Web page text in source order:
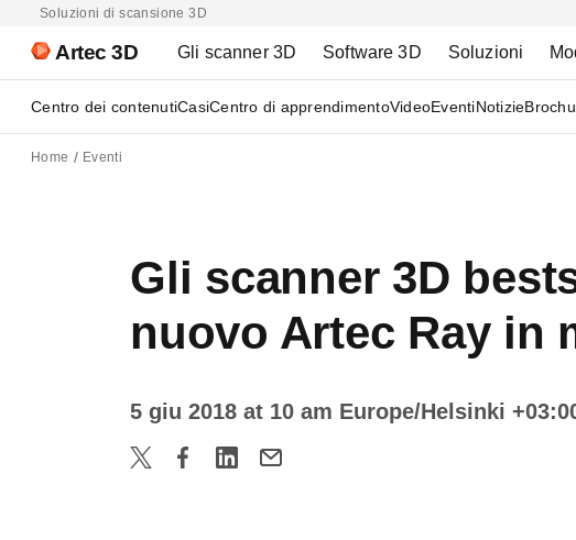
Soluzioni di scansione 3D
Artec 3D Gli scanner 3D Software 3D Soluzioni
Centro dei contenutiCasiCentro di apprendimentoVideoEventiNotizie
Home Eventi
Gli scanner 3D
nuovo Artec Ray in
5 giu 2018 at 10 am Europe/Helsinki